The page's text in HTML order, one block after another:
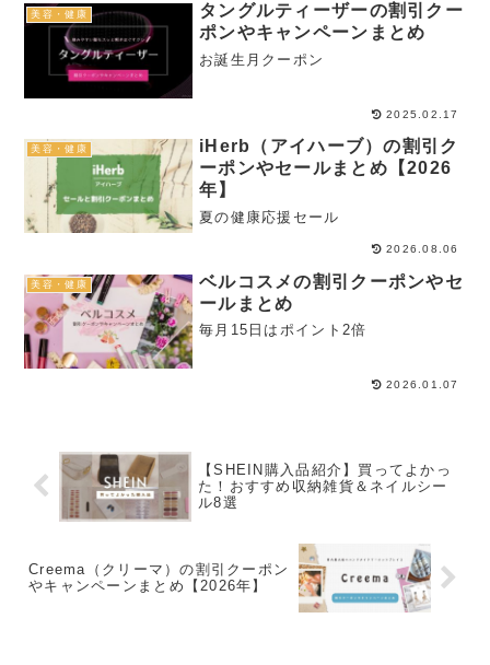
美容・健康
タングルティーザーの割引クー
ポンやキャンペーンまとめ
お誕生月クーポン
2025.02.17
美容・健康
iHerb（アイハーブ）の割引ク
ーポンやセールまとめ【2026
年】
夏の健康応援セール
2026.08.06
美容・健康
ベルコスメの割引クーポンやセ
ールまとめ
毎月15日はポイント2倍
2026.01.07
【SHEIN購入品紹介】買ってよかっ
た！おすすめ収納雑貨＆ネイルシー
ル8選
Creema（クリーマ）の割引クーポン
やキャンペーンまとめ【2026年】